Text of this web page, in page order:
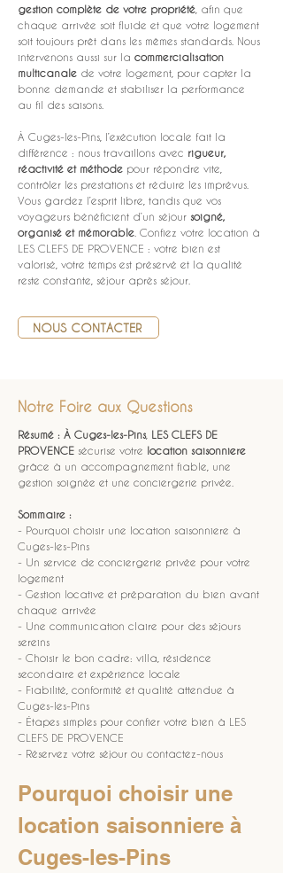
gestion complète de votre propriété , afin que
chaque arrivée soit fluide et que votre logement
soit toujours prêt dans les mêmes standards. Nous
intervenons aussi sur la commercialisation
multicanale de votre logement, pour capter la
bonne demande et stabiliser la performance
au fil des saisons.
À Cuges-les-Pins, l’exécution locale fait la
différence : nous travaillons avec rigueur,
réactivité et méthode pour répondre vite,
contrôler les prestations et réduire les imprévus.
Vous gardez l’esprit libre, tandis que vos
voyageurs bénéficient d’un séjour soigné,
organisé et mémorable . Confiez votre location à
LES CLEFS DE PROVENCE : votre bien est
valorisé, votre temps est préservé et la qualité
reste constante, séjour après séjour.
NOUS CONTACTER
Notre Foire aux Questions
Résumé : À Cuges-les-Pins, LES CLEFS DE
PROVENCE sécurise votre location saisonniere
grâce à un accompagnement fiable, une
gestion soignée et une conciergerie privée.
Sommaire :
- Pourquoi choisir une location saisonniere à
Cuges-les-Pins
- Un service de conciergerie privée pour votre
logement
- Gestion locative et préparation du bien avant
chaque arrivée
- Une communication claire pour des séjours
sereins
- Choisir le bon cadre: villa, résidence
secondaire et expérience locale
- Fiabilité, conformité et qualité attendue à
Cuges-les-Pins
- Étapes simples pour confier votre bien à LES
CLEFS DE PROVENCE
- Réservez votre séjour ou contactez-nous
Pourquoi choisir une
location saisonniere à
Cuges-les-Pins